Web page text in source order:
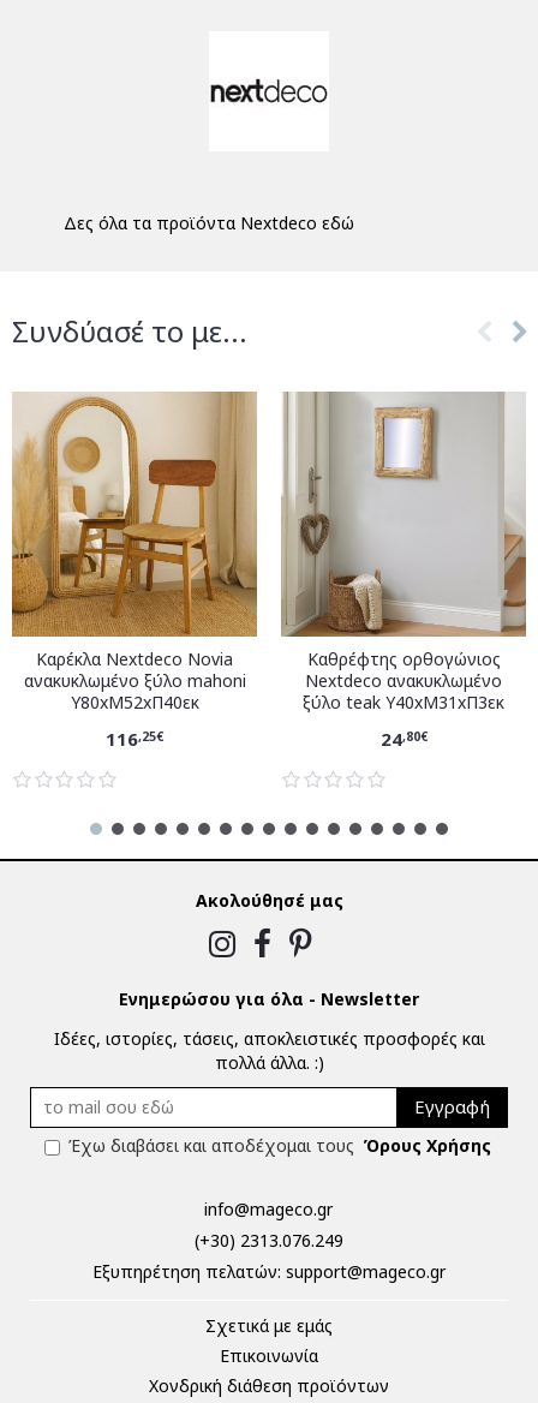
Δες όλα τα προϊόντα Nextdeco εδώ
Συνδύασέ το με...
Καρέκλα Nextdeco Novia
ανακυκλωμένο ξύλο mahoni
Υ80xM52xΠ40εκ
116,25€
Καθρέφτης ορθογώνιος
Nextdeco ανακυκλωμένο
ξύλο teak Υ40xM31xΠ3εκ
24,80€
Ακολούθησέ μας
Ενημερώσου για όλα - Newsletter
Ιδέες, ιστορίες, τάσεις, αποκλειστικές προσφορές και
πολλά άλλα. :)
Εγγραφή
Έχω διαβάσει και αποδέχομαι τους Όρους Χρήσης
info@mageco.gr
(+30) 2313.076.249
Eξυπηρέτηση πελατών: support@mageco.gr
Σχετικά με εμάς
Επικοινωνία
Χονδρική διάθεση προϊόντων